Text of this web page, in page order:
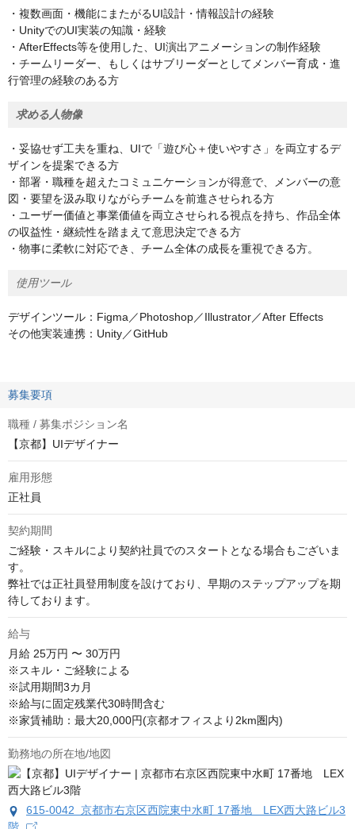
・複数画面・機能にまたがるUI設計・情報設計の経験
・UnityでのUI実装の知識・経験
・AfterEffects等を使用した、UI演出アニメーションの制作経験
・チームリーダー、もしくはサブリーダーとしてメンバー育成・進
行管理の経験のある方
求める人物像
・妥協せず工夫を重ね、UIで「遊び心＋使いやすさ」を両立するデ
ザインを提案できる方
・部署・職種を超えたコミュニケーションが得意で、メンバーの意
図・要望を汲み取りながらチームを前進させられる方
・ユーザー価値と事業価値を両立させられる視点を持ち、作品全体
の収益性・継続性を踏まえて意思決定できる方
・物事に柔軟に対応でき、チーム全体の成長を重視できる方。
使用ツール
デザインツール：Figma／Photoshop／Illustrator／After Effects
その他実装連携：Unity／GitHub
募集要項
職種 / 募集ポジション名
【京都】UIデザイナー
雇用形態
正社員
契約期間
ご経験・スキルにより契約社員でのスタートとなる場合もございま
す。
弊社では正社員登用制度を設けており、早期のステップアップを期
待しております。
給与
月給 25万円 〜 30万円
※スキル・ご経験による
※試用期間3カ月
※給与に固定残業代30時間含む
※家賃補助：最大20,000円(京都オフィスより2km圏内)
勤務地の所在地/地図
615-0042 京都市右京区西院東中水町 17番地 LEX西大路ビル3